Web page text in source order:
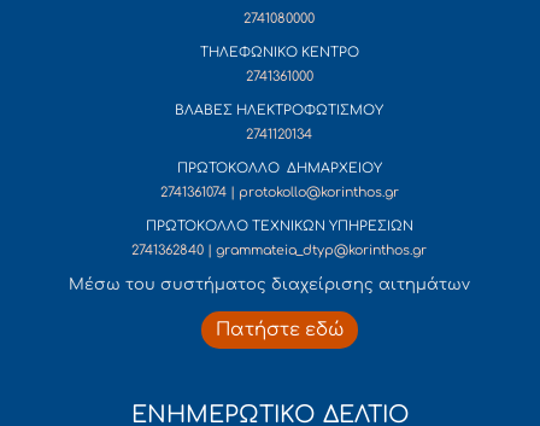
2741080000
ΤΗΛΕΦΩΝΙΚΟ ΚΕΝΤΡΟ
2741361000
ΒΛΑΒΕΣ ΗΛΕΚΤΡΟΦΩΤΙΣΜΟΥ
2741120134
ΠΡΩΤΟΚΟΛΛΟ ΔΗΜΑΡΧΕΙΟΥ
2741361074 | protokollo@korinthos.gr
ΠΡΩΤΟΚΟΛΛΟ ΤΕΧΝΙΚΩΝ ΥΠΗΡΕΣΙΩΝ
2741362840 | grammateia_dtyp@korinthos.gr
Mέσω του συστήματος διαχείρισης αιτημάτων
Πατήστε εδώ
ΕΝΗΜΕΡΩΤΙΚΟ ΔΕΛΤΙΟ